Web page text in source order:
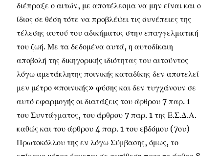
διέπραξε ο αιτών, με αποτέλεσμα να μην είναι και ο
ίδιος σε θέση τότε να προβλέψει τις συνέπειες της
τέλεσης αυτού του αδικήματος στην επαγγελματική
του ζωή. Με τα δεδομένα αυτά, η αυτοδίκαιη
αποβολή της δικηγορικής ιδιότητας του αιτούντος
λόγω αμετάκλητης ποινικής καταδίκης δεν αποτελεί
μεν μέτρο «ποινικής» φύσης και δεν τυγχάνουν σε
αυτό εφαρμογής οι διατάξεις του άρθρου 7 παρ. 1
του Συντάγματος, του άρθρου 7 παρ. 1 της Ε.Σ.Δ.Α.
καθώς και του άρθρου 4 παρ. 1 του εβδόμου (7ου)
Πρωτοκόλλου της εν λόγω Σύμβασης, όμως, το